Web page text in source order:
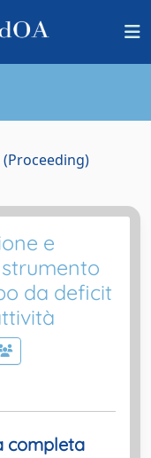
e
da deficit
completa